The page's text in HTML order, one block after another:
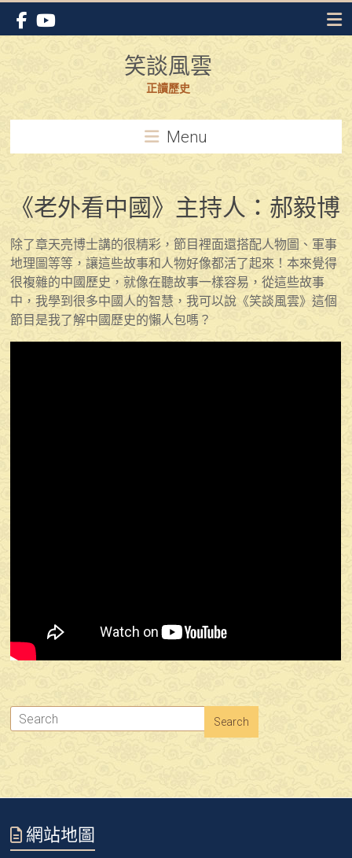
Skip
content
笑談風雲
正讀歷史
Menu
《老外看中國》主持人：郝毅博
除了章天亮博士講的很精彩，節目裡面還搭配人物圖、軍事
地理圖等等，讓這些故事和人物好像都活了起來！本來覺得
很複雜的中國歷史，就像在聽故事一樣容易，從這些故事
中，我學到很多中國人的智慧，我可以說《笑談風雲》這個
節目是我了解中國歷史的懶人包嗎？
網站地圖